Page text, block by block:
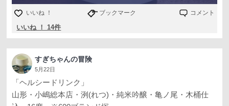
いいね ！ ブックマーク コメント
いいね ！ 14件
すぎちゃんの冒険
5月22日
「ヘルシードリンク」
山形・小嶋総本店・洌(れつ)・純米吟醸・亀ノ尾・木桶仕